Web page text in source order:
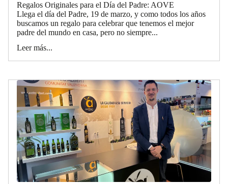
Regalos Originales para el Día del Padre: AOVE
Llega el día del Padre, 19 de marzo, y como todos los años
buscamos un regalo para celebrar que tenemos el mejor
padre del mundo en casa, pero no siempre...
Leer más...